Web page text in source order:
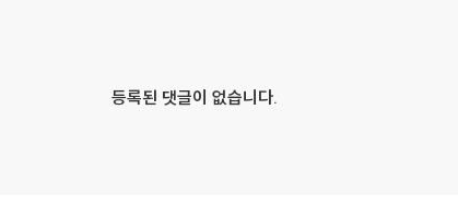
등록된 댓글이 없습니다.